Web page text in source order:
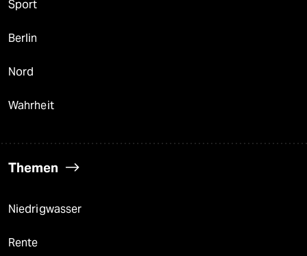
Sport
Berlin
Nord
Wahrheit
Themen
Niedrigwasser
Rente